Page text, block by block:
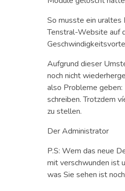
So musste ein uraltes
Tenstral-Website auf
Aufgrund dieser
noch nicht
also Probleme
schreiben. Trotzdem
zu stellen.
Der Administrator
P.S: Wem das neue
mit verschwunden ist
was Sie sehen ist